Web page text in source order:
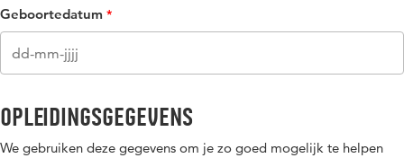
Geboortedatum
Opleidingsgegevens
We gebruiken deze gegevens om je zo goed mogelijk te helpen